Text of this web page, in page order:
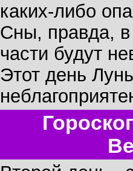
каких-либо
Сны, правда,
части будут
Этот день